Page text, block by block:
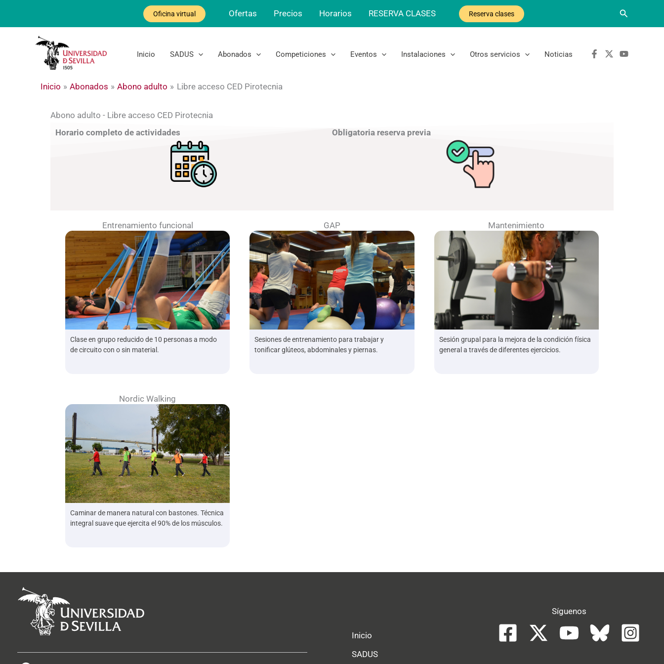
Oficina virtual Ofertas Precios Horarios RESERVA CLASES Reserva clases Buscar
Inicio SADUS Abonados Competiciones Eventos Instalaciones Otros servicios Noticias
Inicio Abonados Abono adulto Libre acceso CED Pirotecnia
Abono adulto - Libre acceso CED Pirotecnia
Horario completo de actividades
Obligatoria reserva previa
Entrenamiento funcional
Clase en grupo reducido de 10 personas a modo
de circuito con o sin material.
GAP
Sesiones de entrenamiento para trabajar y
tonificar glúteos, abdominales y piernas.
Mantenimiento
Sesión grupal para la mejora de la condición física
general a través de diferentes ejercicios.
Nordic Walking
Caminar de manera natural con bastones. Técnica
integral suave que ejercita el 90% de los músculos.
Inicio
SADUS
Síguenos